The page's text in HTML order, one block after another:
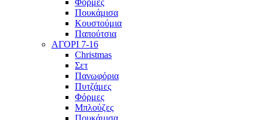
Φόρμες
Πουκάμισα
Κουστούμια
Παπούτσια
ΑΓΟΡΙ 7-16
Christmas
Σετ
Πανωφόρια
Πυτζάμες
Φόρμες
Μπλούζες